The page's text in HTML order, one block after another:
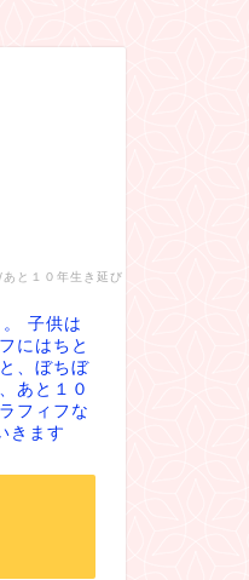
と１０年生き延び
子供は
にはちと
、ぼちぼ
あと１０
フィフな
きます